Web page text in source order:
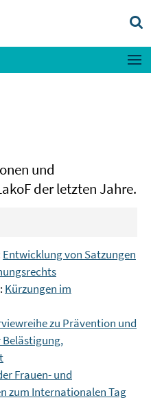
und
der letzten Jahre.
Entwicklung von Satzungen
Kürzungen im
zu Prävention und
Belästigung,
Frauen- und
zum Internationalen Tag